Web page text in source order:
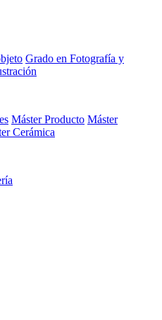
Grado en Fotografía y
Máster Producto Máster
Cerámica